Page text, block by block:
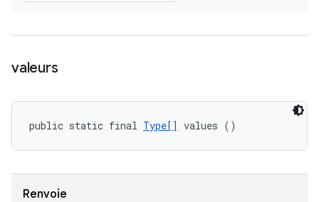
valeurs
public static final Type[] values ()
Renvoie